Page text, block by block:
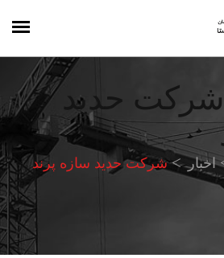
شرکت حدید
اخبار شرکت حدید سازه پرند